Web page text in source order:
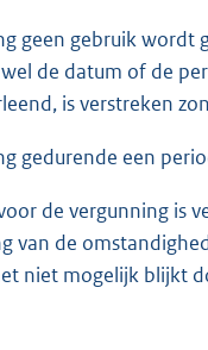
geen gebruik
de datum of de
is verstreken
gedurende een
de vergunning is
van de
niet mogelijk blijkt